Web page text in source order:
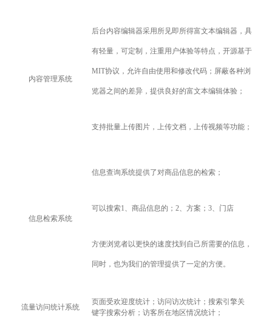
内容管理系统
后台内容编辑器采用所见即所得富文本编辑器，具
有轻量，可定制，注重用户体验等特点，开源基于
MIT协议，允许自由使用和修改代码；屏蔽各种浏
览器之间的差异，提供良好的富文本编辑体验；
支持批量上传图片，上传文档，上传视频等功能；
信息检索系统
信息查询系统提供了对商品信息的检索；
可以搜索1、商品信息的；2、方案；3、门店
方便浏览者以更快的速度找到自己所需要的信息，
同时，也为我们的管理提供了一定的方便。
流量访问统计系统
页面受欢迎度统计；访问访次统计；搜索引擎关
键字搜索分析；访客所在地区情况统计；